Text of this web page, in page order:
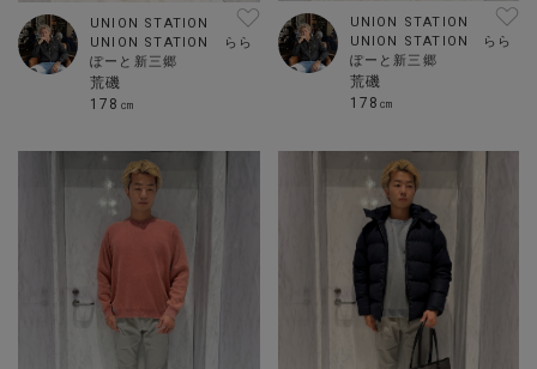
UNION STATION
UNION STATION らら
ぽーと新三郷
荒磯
178㎝
UNION STATION
UNION STATION らら
ぽーと新三郷
荒磯
178㎝